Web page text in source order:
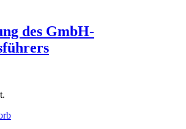
des GmbH-